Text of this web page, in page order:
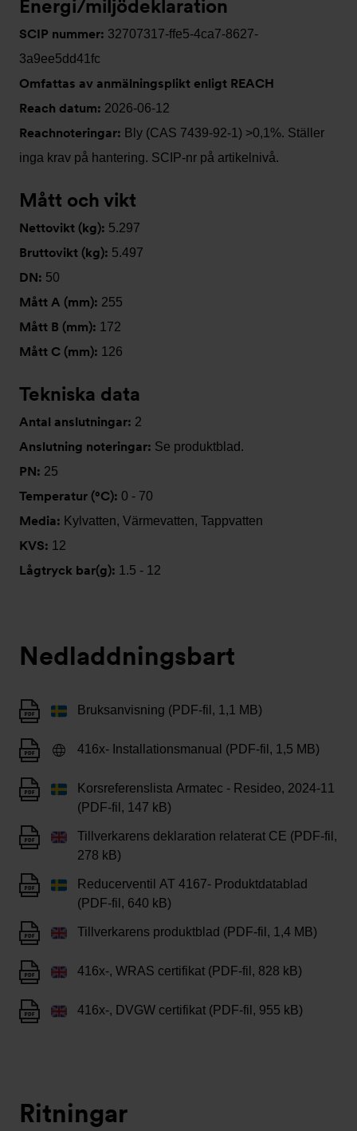
Energi/miljödeklaration
SCIP nummer: 32707317-ffe5-4ca7-8627-
3a9ee5dd41fc
Omfattas av anmälningsplikt enligt REACH
Reach datum: 2026-06-12
Reachnoteringar: Bly (CAS 7439-92-1) >0,1%. Ställer
inga krav på hantering. SCIP-nr på artikelnivå.
Mått och vikt
Nettovikt (kg): 5.297
Bruttovikt (kg): 5.497
DN: 50
Mått A (mm): 255
Mått B (mm): 172
Mått C (mm): 126
Tekniska data
Antal anslutningar: 2
Anslutning noteringar: Se produktblad.
PN: 25
Temperatur (°C): 0 - 70
Media: Kylvatten, Värmevatten, Tappvatten
KVS: 12
Lågtryck bar(g): 1.5 - 12
Nedladdningsbart
Bruksanvisning (PDF-fil, 1,1 MB)
416x- Installationsmanual (PDF-fil, 1,5 MB)
Korsreferenslista Armatec - Resideo, 2024-11
(PDF-fil, 147 kB)
Tillverkarens deklaration relaterat CE (PDF-fil,
278 kB)
Reducerventil AT 4167- Produktdatablad
(PDF-fil, 640 kB)
Tillverkarens produktblad (PDF-fil, 1,4 MB)
416x-, WRAS certifikat (PDF-fil, 828 kB)
416x-, DVGW certifikat (PDF-fil, 955 kB)
Ritningar